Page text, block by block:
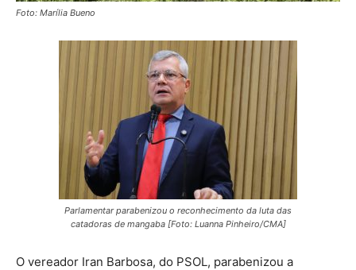
Foto: Marília Bueno
Parlamentar parabenizou o reconhecimento da luta das
catadoras de mangaba [Foto: Luanna Pinheiro/CMA]
O vereador Iran Barbosa, do PSOL, parabenizou a